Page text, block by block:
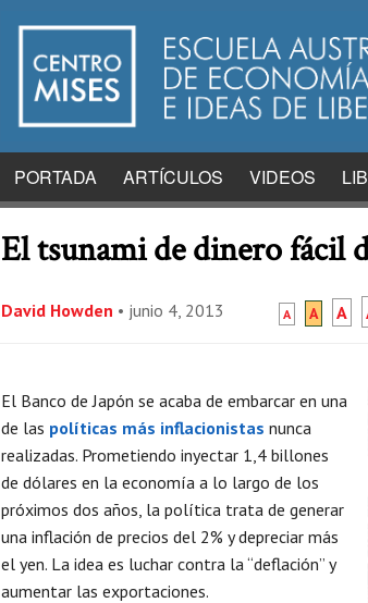
PORTADA ARTÍCULOS VIDEOS
El tsunami de dinero fácil
David Howden • junio 4, 2013 A A A
El Banco de Japón se acaba de embarcar en una
de las políticas más inflacionistas nunca
realizadas. Prometiendo inyectar 1,4 billones
de dólares en la economía a lo largo de los
próximos dos años, la política trata de generar
una inflación de precios del 2% y depreciar más
el yen. La idea es luchar contra la “deflación” y
aumentar las exportaciones.